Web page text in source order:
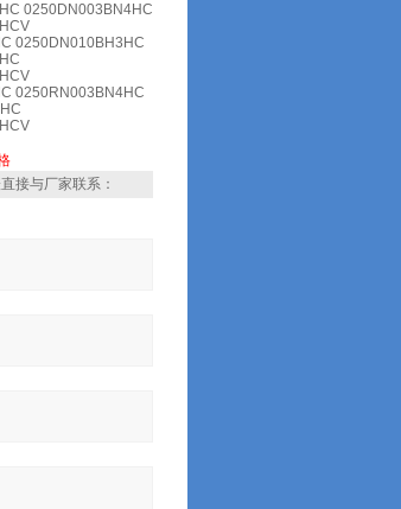
0250DN003BN4HC
0250DN010BH3HC
0250RN003BN4HC
接与厂家联系：